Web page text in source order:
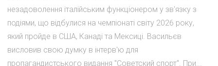
незадоволення італійським функціонером у зв'язку з
подіями, що відбулися на чемпіонаті світу 2026 року,
який пройде в США, Канаді та Мексиці. Васильєв
висловив свою думку в інтерв'ю для
пропагандистського видання "Советский спорт". При...